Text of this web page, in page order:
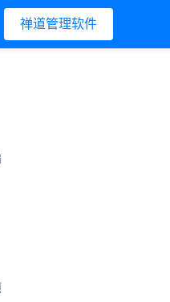
禅道管理软件